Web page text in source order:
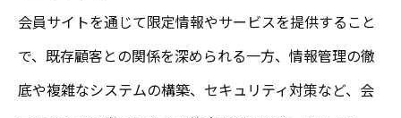
会員サイトを通じて限定情報やサービスを提供すること
で、既存顧客との関係を深められる一方、情報管理の徹
底や複雑なシステムの構築、セキュリティ対策など、会